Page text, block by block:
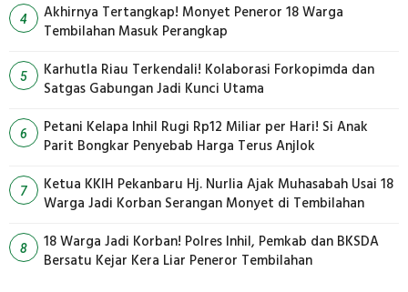
4
Akhirnya Tertangkap! Monyet Peneror 18 Warga
Tembilahan Masuk Perangkap
5
Karhutla Riau Terkendali! Kolaborasi Forkopimda dan
Satgas Gabungan Jadi Kunci Utama
6
Petani Kelapa Inhil Rugi Rp12 Miliar per Hari! Si Anak
Parit Bongkar Penyebab Harga Terus Anjlok
7
Ketua KKIH Pekanbaru Hj. Nurlia Ajak Muhasabah Usai 18
Warga Jadi Korban Serangan Monyet di Tembilahan
8
18 Warga Jadi Korban! Polres Inhil, Pemkab dan BKSDA
Bersatu Kejar Kera Liar Peneror Tembilahan